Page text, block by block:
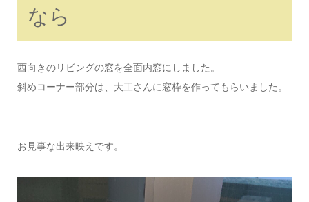
なら
西向きのリビングの窓を全面内窓にしました。
斜めコーナー部分は、大工さんに窓枠を作ってもらいました。
お見事な出来映えです。